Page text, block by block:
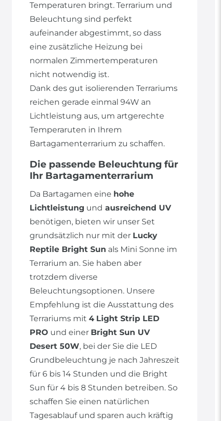
Temperaturen bringt. Terrarium und
Beleuchtung sind perfekt
aufeinander abgestimmt, so dass
eine zusätzliche Heizung bei
normalen Zimmertemperaturen
nicht notwendig ist.
Dank des gut isolierenden Terrariums
reichen gerade einmal 94W an
Lichtleistung aus, um artgerechte
Temperaruten in Ihrem
Bartagamenterrarium zu schaffen.
Die passende Beleuchtung für
Ihr Bartagamenterrarium
Da Bartagamen eine hohe
Lichtleistung und ausreichend UV
benötigen, bieten wir unser Set
grundsätzlich nur mit der Lucky
Reptile Bright Sun als Mini Sonne im
Terrarium an. Sie haben aber
trotzdem diverse
Beleuchtungsoptionen. Unsere
Empfehlung ist die Ausstattung des
Terrariums mit 4 Light Strip LED
PRO und einer Bright Sun UV
Desert 50W, bei der Sie die LED
Grundbeleuchtung je nach Jahreszeit
für 6 bis 14 Stunden und die Bright
Sun für 4 bis 8 Stunden betreiben. So
schaffen Sie einen natürlichen
Tagesablauf und sparen auch kräftig